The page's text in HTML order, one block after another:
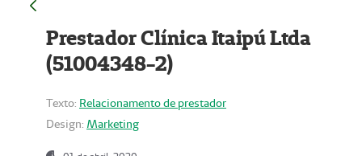
Prestador Clínica Itaipú Ltda
(51004348-2)
Texto: Relacionamento de prestador
Design: Marketing